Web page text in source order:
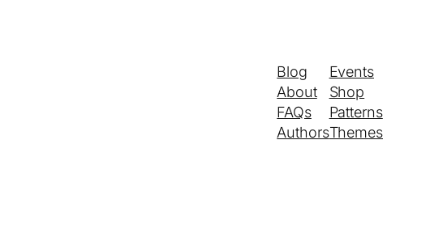
Blog
About
FAQs
Authors
Events
Shop
Patterns
Themes